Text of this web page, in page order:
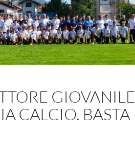
GIOVANILE
CALCIO. BASTA